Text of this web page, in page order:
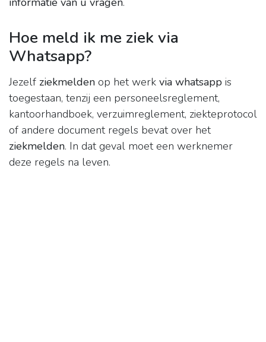
Hoe meld ik me ziek via
Whatsapp?
Jezelf ziekmelden op het werk via whatsapp is
toegestaan, tenzij een personeelsreglement,
kantoorhandboek, verzuimreglement, ziekteprotocol
of andere document regels bevat over het
ziekmelden. In dat geval moet een werknemer
deze regels na leven.